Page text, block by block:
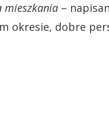
mieszkania –
okresie, dobre